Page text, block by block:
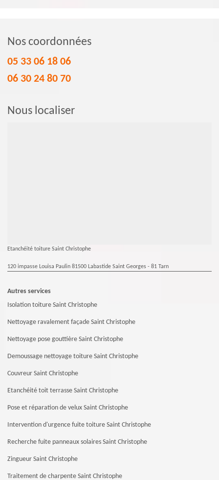
Nos coordonnées
05 33 06 18 06
06 30 24 80 70
Nous localiser
Etanchéité toiture Saint Christophe
120 impasse Louisa Paulin 81500 Labastide Saint Georges - 81 Tarn
Autres services
Isolation toiture Saint Christophe
Nettoyage ravalement façade Saint Christophe
Nettoyage pose gouttière Saint Christophe
Demoussage nettoyage toiture Saint Christophe
Couvreur Saint Christophe
Etanchéité toit terrasse Saint Christophe
Pose et réparation de velux Saint Christophe
Intervention d'urgence fuite toiture Saint Christophe
Recherche fuite panneaux solaires Saint Christophe
Zingueur Saint Christophe
Traitement de charpente Saint Christophe